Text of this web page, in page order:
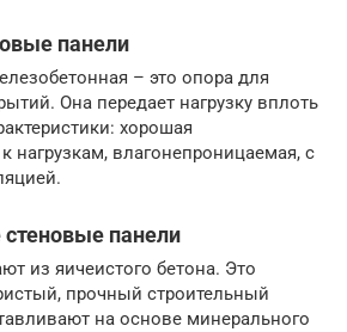
панели
– это опора для
Она передает нагрузку вплоть
хорошая
нагрузкам, влагонепроницаемая, с
панели
из яичеистого бетона. Это
прочный строительный
на основе минерального